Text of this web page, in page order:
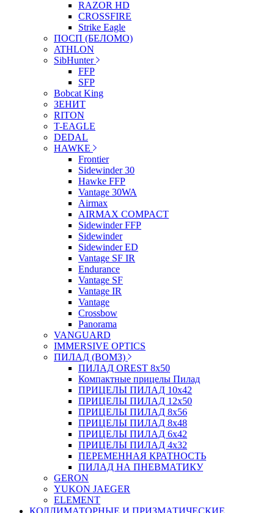
RAZOR HD
CROSSFIRE
Strike Eagle
ПОСП (БЕЛОМО)
ATHLON
SibHunter
FFP
SFP
Bobcat King
ЗЕНИТ
RITON
T-EAGLE
DEDAL
HAWKE
Frontier
Sidewinder 30
Hawke FFP
Vantage 30WA
Airmax
AIRMAX COMPACT
Sidewinder FFP
Sidewinder
Sidewinder ED
Vantage SF IR
Endurance
Vantage SF
Vantage IR
Vantage
Crossbow
Panorama
VANGUARD
IMMERSIVE OPTICS
ПИЛАД (ВОМЗ)
ПИЛАД OREST 8х50
Компактные прицелы Пилад
ПРИЦЕЛЫ ПИЛАД 10х42
ПРИЦЕЛЫ ПИЛАД 12х50
ПРИЦЕЛЫ ПИЛАД 8х56
ПРИЦЕЛЫ ПИЛАД 8х48
ПРИЦЕЛЫ ПИЛАД 6х42
ПРИЦЕЛЫ ПИЛАД 4х32
ПЕРЕМЕННАЯ КРАТНОСТЬ
ПИЛАД НА ПНЕВМАТИКУ
GERON
YUKON JAEGER
ELEMENT
КОЛЛИМАТОРНЫЕ И ПРИЗМАТИЧЕСКИЕ